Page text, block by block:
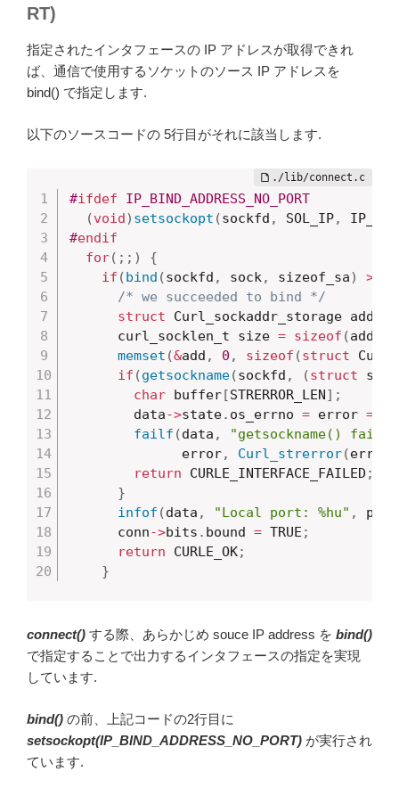
RT)
指定されたインタフェースの IP アドレスが取得できれ
ば、通信で使用するソケットのソース IP アドレスを
bind() で指定します.
以下のソースコードの 5行目がそれに該当します.
#ifdef IP_BIND_ADDRESS_NO_PORT
(void) setsockopt (sockfd , SOL_IP,
#endif
for( ; ; )
{
if (bind (sockfd , sock, sizeof_sa) >=
/* we succeeded to bind */
struct Curl_sockaddr_storage add
      curl_socklen_t size
= sizeof (add
memset (&add , 0 , sizeof (struct
if (getsockname(sockfd , (struct
char buffer[STRERROR_LEN] ;
        data
->state. os_errno = error =
failf (data ,
"getsockname()
              error
, Curl_strerror(error
return CURLE_INTERFACE_FAILED;
}
infof (data , "Local port: %hu" , port
      conn
->bits . bound = TRUE ;
return CURLE_OK;
}
connect() する際、あらかじめ souce IP address を bind()
で指定することで出力するインタフェースの指定を実現
しています.
bind() の前、上記コードの2行目に
setsockopt(IP_BIND_ADDRESS_NO_PORT) が実行され
ています.